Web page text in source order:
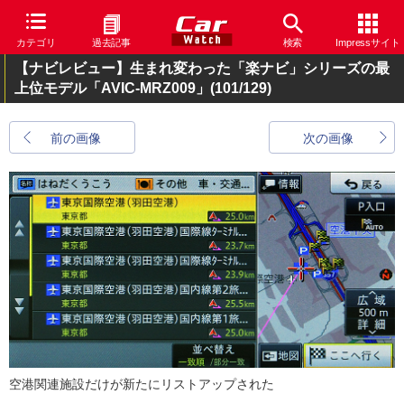
カテゴリ 過去記事 検索 Impressサイト
【ナビレビュー】生まれ変わった「楽ナビ」シリーズの最
上位モデル「AVIC-MRZ009」 (101/129)
前の画像 次の画像
空港関連施設だけが新たにリストアップされた